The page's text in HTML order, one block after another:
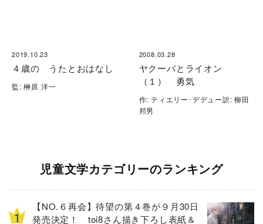
2019.10.23
４歳の うたとおはなし
監: 榊原 洋一
2008.03.28
ヤクーバとライオン
（１） 勇気
作: ティエリー･デデュー訳: 柳田
邦男
児童文学カテゴリーのランキング
【NO.６再会】待望の第４巻が９月30日
発売決定！ toi8さん描き下ろし表紙＆